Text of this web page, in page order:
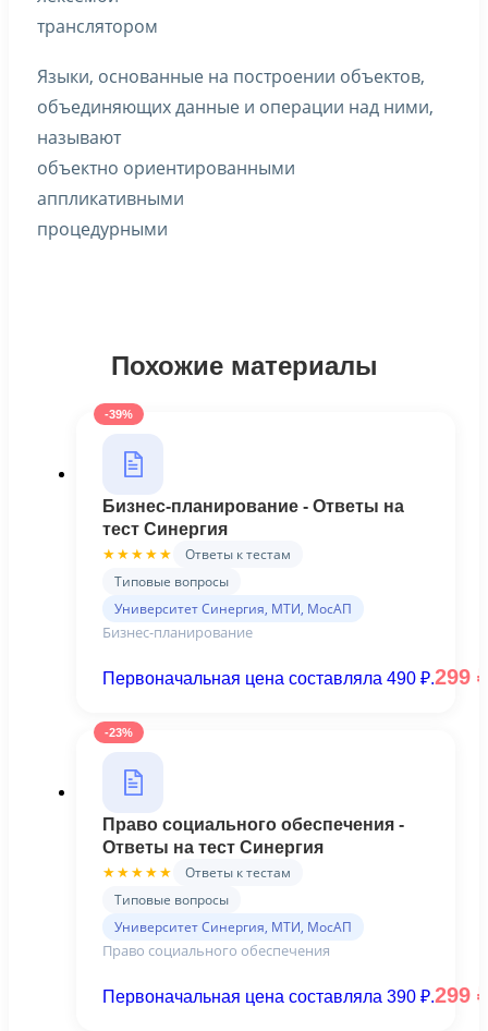
транслятором
Языки, основанные на построении объектов,
объединяющих данные и операции над ними,
называют
объектно ориентированными
аппликативными
процедурными
Похожие материалы
-39%
Бизнес-планирование - Ответы на
тест Синергия
★★★★★
Ответы к тестам
Типовые вопросы
Университет Синергия, МТИ, МосАП
Бизнес-планирование
Первоначальная цена составляла 490 ₽.299
-23%
Право социального обеспечения -
Ответы на тест Синергия
★★★★★
Ответы к тестам
Типовые вопросы
Университет Синергия, МТИ, МосАП
Право социального обеспечения
Первоначальная цена составляла 390 ₽.299